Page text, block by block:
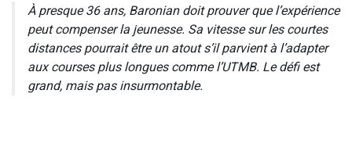
À presque 36 ans, Baronian doit prouver que l’expérience
peut compenser la jeunesse. Sa vitesse sur les courtes
distances pourrait être un atout s’il parvient à l’adapter
aux courses plus longues comme l’UTMB. Le défi est
grand, mais pas insurmontable.